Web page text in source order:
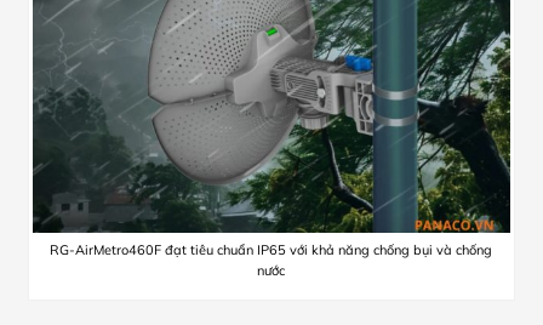
RG-AirMetro460F đạt tiêu chuẩn IP65 với khả năng chống bụi và chống
nước